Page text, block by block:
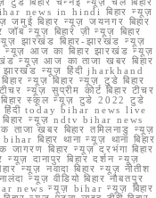
news in hindi बिहार न्यूज़
जमुई बिहार न्यूज़ जयनगर बिहार
जॉब न्यूज़ बिहार ज़ी न्यूज़ बिहार
झारखंड बिहार-झारखंड न्यूज़
न्यूज़ आज का बिहार झारखंड न्यूज़
न्यूज़ आज का ताजा खबर बिहार
झारखंड न्यूज़ हिंदी jharkhand
न्यूज़ बिहार न्यूज़ टुडे बिहार
न्यूज़ सुप्रीम कोर्ट बिहार टीचर
बिहार स्कूल न्यूज़ टुडे 2022 टुडे
हिंदी today bihar news live
न्यूज़ ndtv bihar news
ताजा खबर बिहार तमिलनाडु न्यूज़
बिहार थाना न्यूज़ थाना बिहार
जागरण बिहार न्यूज़ दरभंगा बिहार
न्यूज़ दानापुर बिहार दर्शन न्यूज़
न्यूज़ नवादा बिहार न्यूज़ नीतीश
न्यूज़ वीडियो बिहार नौबतपुर
news न्यूज़ bihar न्यूज़ बिहार